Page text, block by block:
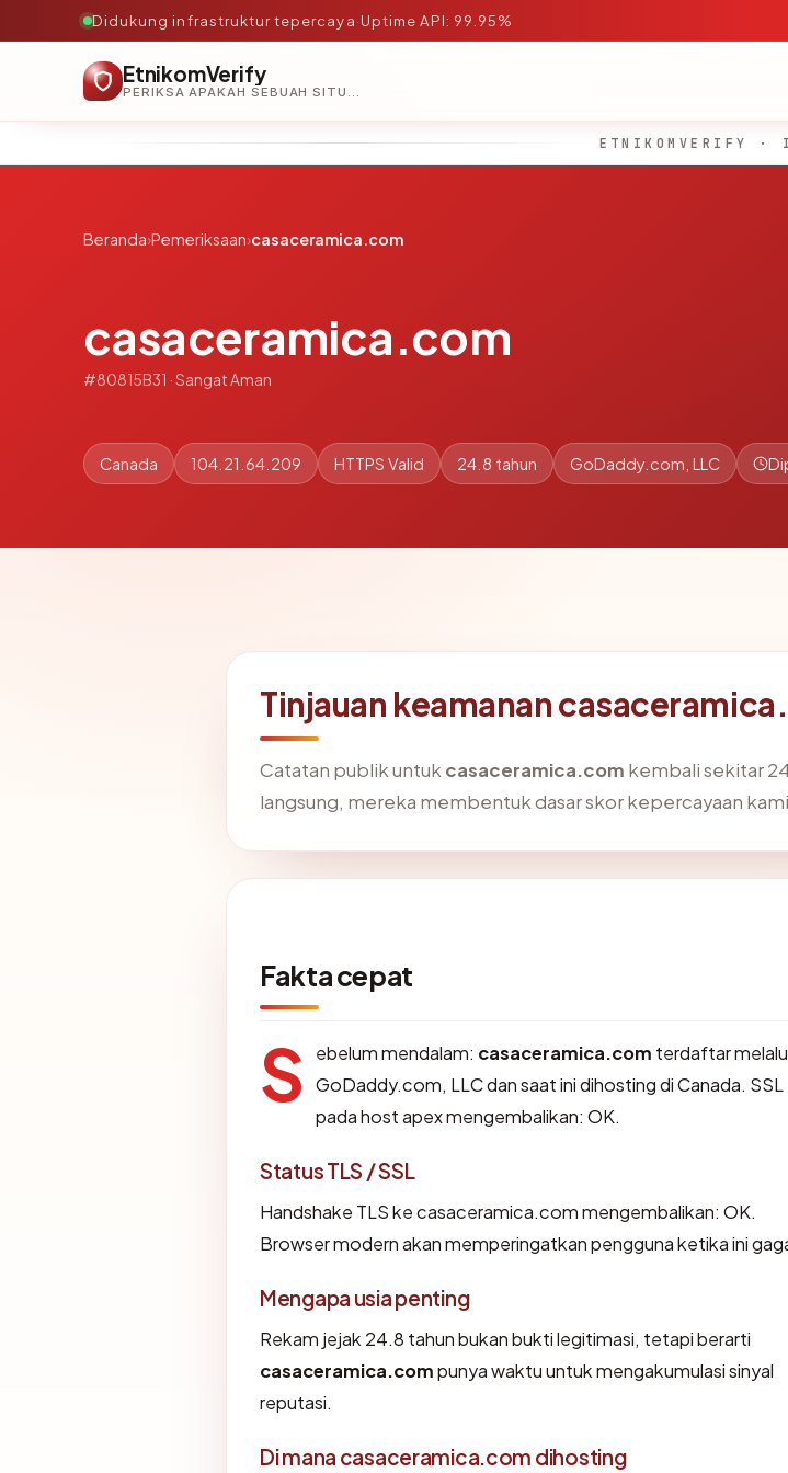
Didukung infrastruktur tepercaya·Uptime API: 99.95%
EtnikomVerify
PERIKSA APAKAH SEBUAH SITUS AMAN, TEPERCAYA, DAN TERVERIFIKASI DALAM HITUNGAN DETIK.
ETNIKOMVERIFY ·
Beranda›Pemeriksaan›casaceramica.com
casaceramica.com
#80815B31 · Sangat Aman
Canada 104.21.64.209 HTTPS Valid 24.8 tahun GoDaddy.com, LLC
Tinjauan keamanan
Catatan publik untuk casaceramica.com kembali sekitar
langsung, mereka membentuk dasar skor kepercayaan
Fakta cepat
S ebelum mendalam: casaceramica.com terdaftar
GoDaddy.com, LLC dan saat ini dihosting di Canada. SSL
pada host apex mengembalikan: OK.
Status TLS / SSL
Handshake TLS ke casaceramica.com mengembalikan: OK.
Browser modern akan memperingatkan pengguna ketika ini
Mengapa usia penting
Rekam jejak 24.8 tahun bukan bukti legitimasi, tetapi berarti
casaceramica.compunya waktu untuk mengakumulasi sinyal
reputasi.
Di mana casaceramica.com dihosting